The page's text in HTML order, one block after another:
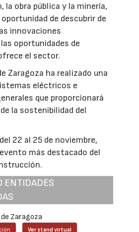
la obra pública y la minería,
de descubrir de
innovaciones
oportunidades de
el sector.
Zaragoza ha realizado una
eléctricos e
que proporcionará
la sostenibilidad del
22 al 25 de noviembre,
más destacado del
ENTIDADES
de Zaragoza
Ver stand virtual